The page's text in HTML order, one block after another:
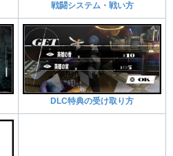
戦闘システム・戦い方
DLC特典の受け取り方